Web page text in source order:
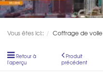
Vous êtes ici:: Coffrage de voile
Retour à
l'aperçu
Produit
précédent